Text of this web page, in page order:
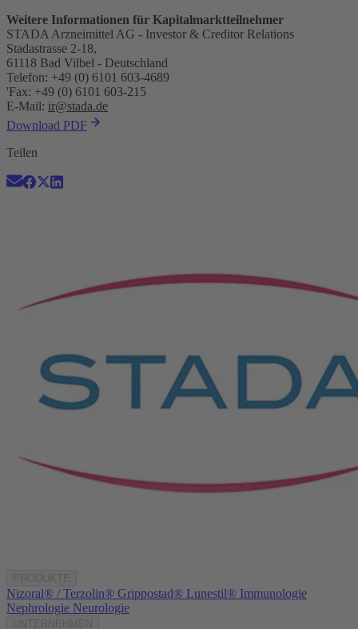
Weitere Informationen für Kapitalmarktteilnehmer
STADA Arzneimittel AG - Investor & Creditor Relations
Stadastrasse 2-18,
61118 Bad Vilbel - Deutschland
Telefon: +49 (0) 6101 603-4689
'Fax: +49 (0) 6101 603-215
E-Mail: ir@stada.de
Download PDF
Teilen
Nizoral® / Terzolin® Grippostad® Lunestil® Immunologie
Nephrologie Neurologie